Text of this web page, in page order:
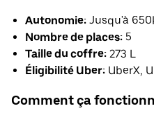
Autonomie: Jusqu'à
Nombre de places: 5
Taille du coffre: 273 L
Éligibilité Uber: UberX,
Comment ça